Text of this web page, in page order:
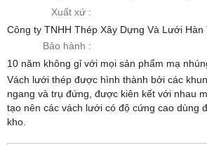
Xuất xứ :
Công ty TNHH Thép Xây Dựng Và Lưới Hàn
Bảo hành :
10 năm không gỉ với mọi sản phẩm mạ
Vách lưới thép được hình thành bởi các
ngang và trụ đứng, được kiên kết với nhau
tạo nên các vách lưới có độ cứng cao dùng
kho.